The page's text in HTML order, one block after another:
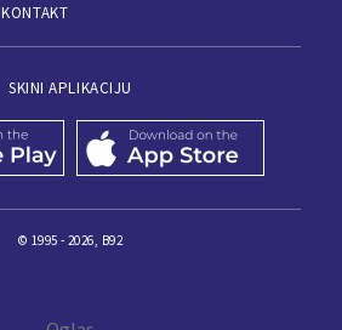
KONTAKT
SKINI APLIKACIJU
© 1995 - 2026, B92